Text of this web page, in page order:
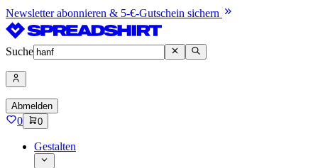
Newsletter abonnieren & 5-€-Gutschein sichern
Suche
Abmelden
0 0
Gestalten